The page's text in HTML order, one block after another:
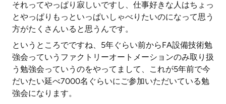
それってやっぱり寂しいですし、仕事好きな人はちょっ
とやっぱりもっといっぱいしゃべりたいのになって思う
方がたくさんいると思うんです。
というところでですね、5年ぐらい前からFA設備技術勉
強会っていうファクトリーオートメーションのみ取り扱
う勉強会っていうのをやってまして、これが5年前で今
だいたい延べ7000名ぐらいにご参加いただいている勉
強会になります。